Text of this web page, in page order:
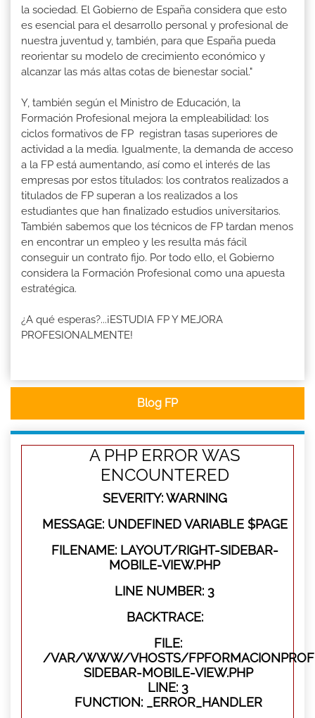
la sociedad. El Gobierno de España considera que esto
es esencial para el desarrollo personal y profesional de
nuestra juventud y, también, para que España pueda
reorientar su modelo de crecimiento económico y
alcanzar las más altas cotas de bienestar social."
Y, también según el Ministro de Educación, la
Formación Profesional mejora la empleabilidad: los
ciclos formativos de FP registran tasas superiores de
actividad a la media. Igualmente, la demanda de acceso
a la FP está aumentando, así como el interés de las
empresas por estos titulados: los contratos realizados a
titulados de FP superan a los realizados a los
estudiantes que han finalizado estudios universitarios.
También sabemos que los técnicos de FP tardan menos
en encontrar un empleo y les resulta más fácil
conseguir un contrato fijo. Por todo ello, el Gobierno
considera la Formación Profesional como una apuesta
estratégica.
¿A qué esperas?...¡ESTUDIA FP Y MEJORA
PROFESIONALMENTE!
Blog FP
A PHP ERROR WAS
ENCOUNTERED
SEVERITY: WARNING
MESSAGE: UNDEFINED VARIABLE $PAGE
FILENAME: LAYOUT/RIGHT-SIDEBAR-
MOBILE-VIEW.PHP
LINE NUMBER: 3
BACKTRACE:
FILE:
/VAR/WWW/VHOSTS/
SIDEBAR-MOBILE-VIEW.PHP
LINE: 3
FUNCTION: _ERROR_HANDLER